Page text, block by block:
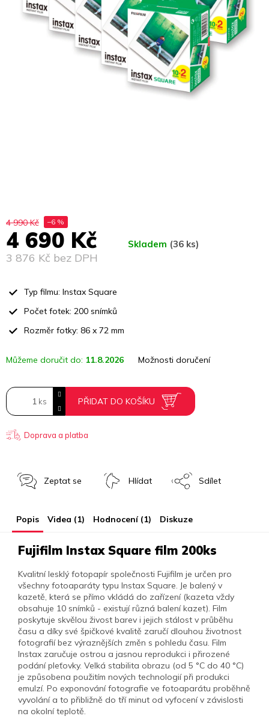
4 990 Kč –6 %
4 690 Kč
3 876 Kč bez DPH
cena:
Skladem (36 ks)
Můžeme doručit do: 11.8.2026 Možnosti doručení
PŘIDAT DO KOŠÍKU
Typ filmu: Instax Square
Počet fotek: 200 snímků
Rozměr fotky: 86 x 72 mm
Doprava a platba
Zeptat se Hlídat Sdílet
Popis Videa (1) Hodnocení (1) Diskuze
Fujifilm Instax Square film 200ks
Kvalitní lesklý fotopapír společnosti Fujifilm je určen pro
všechny fotoaparáty typu Instax Square. Je balený v
kazetě, která se přímo vkládá do zařízení (kazeta vždy
obsahuje 10 snímků - existují různá balení kazet). Film
poskytuje skvělou živost barev i jejich stálost v průběhu
času a díky své špičkové kvalitě zaručí dlouhou životnost
fotografií bez výraznějších změn s pohledu času. Film
Instax zaručuje ostrou a jasnou reprodukci i přirozené
podání pleťovky. Velká stabilita obrazu (od 5 °C do 40 °C)
je způsobena použitím nových technologií při produkci
emulzí. Po exponování fotografie ve fotoaparátu proběhně
vyvolání a to přibližně do tří minut od vyfocení v závislosti
na okolní teplotě.